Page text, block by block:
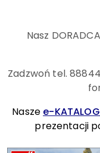
Nasz
Zadzwoń tel.
Nasze e-
prezentacji